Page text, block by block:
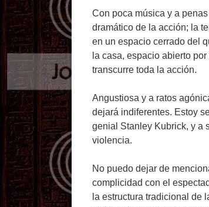
Con poca música y a
dramático de la acción; la
en un espacio cerrado del
la casa, espacio abierto
transcurre toda la acción.
Angustiosa y a ratos
dejará indiferentes. Estoy
genial Stanley Kubrick, y a
violencia.
No puedo dejar de
complicidad con el
la estructura tradicional de